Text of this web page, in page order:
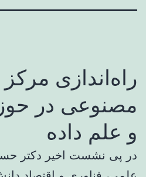
راه‌اندازی
مصنوعی در
و علم داده
در پی نشست اخیر دکتر